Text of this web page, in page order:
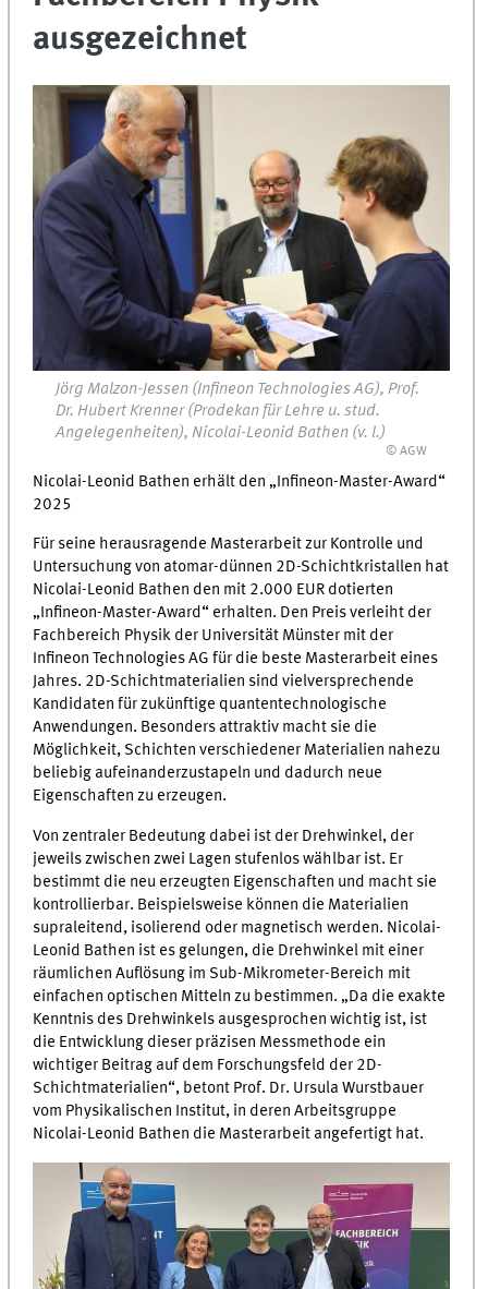
ausgezeichnet
Jörg Malzon-Jessen (Infineon Technologies AG), Prof.
Dr. Hubert Krenner (Prodekan für Lehre u. stud.
Angelegenheiten), Nicolai-Leonid Bathen (v. l.)
© AGW
Nicolai-Leonid Bathen erhält den „Infineon-Master-Award“
2025
Für seine herausragende Masterarbeit zur Kontrolle und
Untersuchung von atomar-dünnen 2D-Schichtkristallen hat
Nicolai-Leonid Bathen den mit 2.000 EUR dotierten
„Infineon-Master-Award“ erhalten. Den Preis verleiht der
Fachbereich Physik der Universität Münster mit der
Infineon Technologies AG für die beste Masterarbeit eines
Jahres. 2D-Schichtmaterialien sind vielversprechende
Kandidaten für zukünftige quantentechnologische
Anwendungen. Besonders attraktiv macht sie die
Möglichkeit, Schichten verschiedener Materialien nahezu
beliebig aufeinanderzustapeln und dadurch neue
Eigenschaften zu erzeugen.
Von zentraler Bedeutung dabei ist der Drehwinkel, der
jeweils zwischen zwei Lagen stufenlos wählbar ist. Er
bestimmt die neu erzeugten Eigenschaften und macht sie
kontrollierbar. Beispielsweise können die Materialien
supraleitend, isolierend oder magnetisch werden. Nicolai-
Leonid Bathen ist es gelungen, die Drehwinkel mit einer
räumlichen Auflösung im Sub-Mikrometer-Bereich mit
einfachen optischen Mitteln zu bestimmen. „Da die exakte
Kenntnis des Drehwinkels ausgesprochen wichtig ist, ist
die Entwicklung dieser präzisen Messmethode ein
wichtiger Beitrag auf dem Forschungsfeld der 2D-
Schichtmaterialien“, betont Prof. Dr. Ursula Wurstbauer
vom Physikalischen Institut, in deren Arbeitsgruppe
Nicolai-Leonid Bathen die Masterarbeit angefertigt hat.